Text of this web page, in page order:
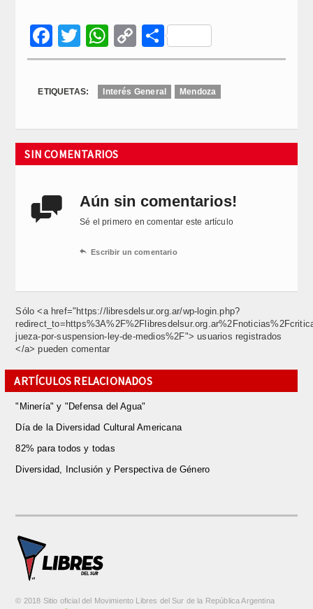
Facebook
Twitter
WhatsApp
Copy
Link
Compartir
ETIQUETAS: Interés General Mendoza
SIN COMENTARIOS
 Aún sin comentarios!
Sé el primero en comentar este artículo
 Escribir un comentario
Sólo <a href="https://libresdelsur.org.ar/wp-login.php?
jueza-por-suspension-ley-de-medios%2F"> usuarios registrados
</a> pueden comentar
ARTÍCULOS RELACIONADOS
"Minería" y "Defensa del Agua"
Día de la Diversidad Cultural Americana
82% para todos y todas
Diversidad, Inclusión y Perspectiva de Género
© 2018 Sitio oficial del Movimiento Libres del Sur de la República Argentina